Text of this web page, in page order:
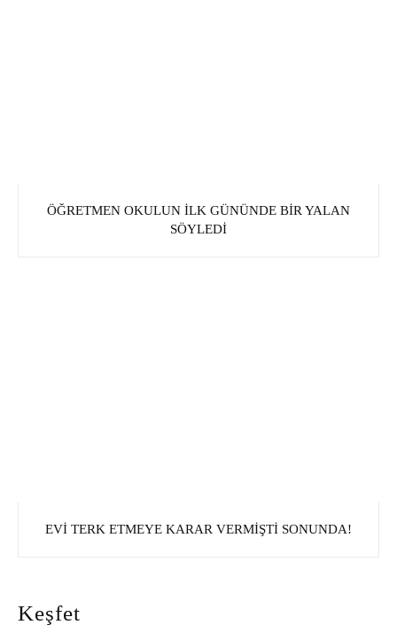
ÖĞRETMEN OKULUN İLK GÜNÜNDE BIR YALAN
SÖYLEDI
EVI TERK ETMEYE KARAR VERMIŞTI SONUNDA!
Keşfet